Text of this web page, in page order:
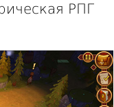
РПГ